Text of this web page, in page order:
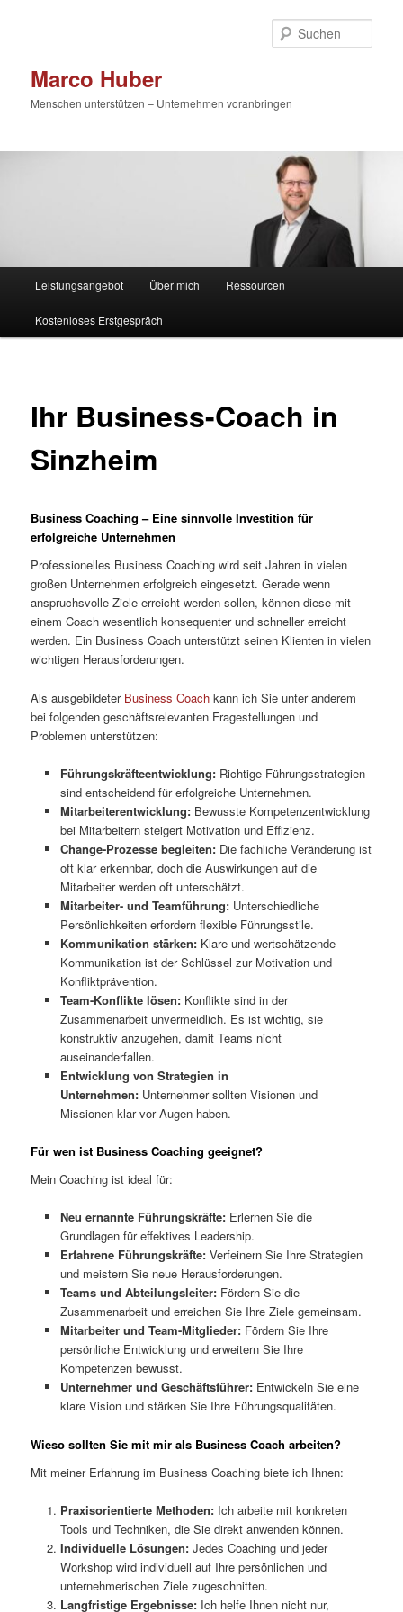
Marco Huber
Menschen unterstützen – Unternehmen voranbringen
Leistungsangebot Über mich Ressourcen
Kostenloses Erstgespräch
Ihr Business-Coach in
Sinzheim
Business Coaching – Eine sinnvolle Investition für
erfolgreiche Unternehmen
Professionelles Business Coaching wird seit Jahren in vielen
großen Unternehmen erfolgreich eingesetzt. Gerade wenn
anspruchsvolle Ziele erreicht werden sollen, können diese mit
einem Coach wesentlich konsequenter und schneller erreicht
werden. Ein Business Coach unterstützt seinen Klienten in vielen
wichtigen Herausforderungen.
Als ausgebildeter Business Coach kann ich Sie unter anderem
bei folgenden geschäftsrelevanten Fragestellungen und
Problemen unterstützen:
Führungskräfteentwicklung:Richtige Führungsstrategien
sind entscheidend für erfolgreiche Unternehmen.
Mitarbeiterentwicklung:Bewusste Kompetenzentwicklung
bei Mitarbeitern steigert Motivation und Effizienz.
Change-Prozesse begleiten:Die fachliche Veränderung ist
oft klar erkennbar, doch die Auswirkungen auf die
Mitarbeiter werden oft unterschätzt.
Mitarbeiter- und Teamführung:Unterschiedliche
Persönlichkeiten erfordern flexible Führungsstile.
Kommunikation stärken:Klare und wertschätzende
Kommunikation ist der Schlüssel zur Motivation und
Konfliktprävention.
Team-Konflikte lösen:Konflikte sind in der
Zusammenarbeit unvermeidlich. Es ist wichtig, sie
konstruktiv anzugehen, damit Teams nicht
auseinanderfallen.
Entwicklung von Strategien in
Unternehmen:Unternehmer sollten Visionen und
Missionen klar vor Augen haben.
Für wen ist Business Coaching geeignet?
Mein Coaching ist ideal für:
Neu ernannte Führungskräfte:Erlernen Sie die
Grundlagen für effektives Leadership.
Erfahrene Führungskräfte:Verfeinern Sie Ihre Strategien
und meistern Sie neue Herausforderungen.
Teams und Abteilungsleiter:Fördern Sie die
Zusammenarbeit und erreichen Sie Ihre Ziele gemeinsam.
Mitarbeiter und Team-Mitglieder:Fördern Sie Ihre
persönliche Entwicklung und erweitern Sie Ihre
Kompetenzen bewusst.
Unternehmer und Geschäftsführer:Entwickeln Sie eine
klare Vision und stärken Sie Ihre Führungsqualitäten.
Wieso sollten Sie mit mir als Business Coach arbeiten?
Mit meiner Erfahrung im Business Coaching biete ich Ihnen:
Praxisorientierte Methoden:Ich arbeite mit konkreten
Tools und Techniken, die Sie direkt anwenden können.
Individuelle Lösungen:Jedes Coaching und jeder
Workshop wird individuell auf Ihre persönlichen und
unternehmerischen Ziele zugeschnitten.
Langfristige Ergebnisse:Ich helfe Ihnen nicht nur,